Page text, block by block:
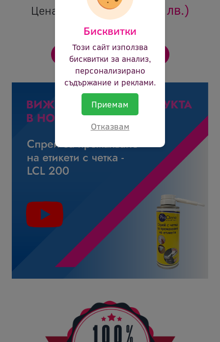
Цена: 60.78 €(118.88 лв.)
Бисквитки
Този сайт използва
бисквитки за анализ,
персонализирано
съдържание и реклами.
Приемам
Отказвам